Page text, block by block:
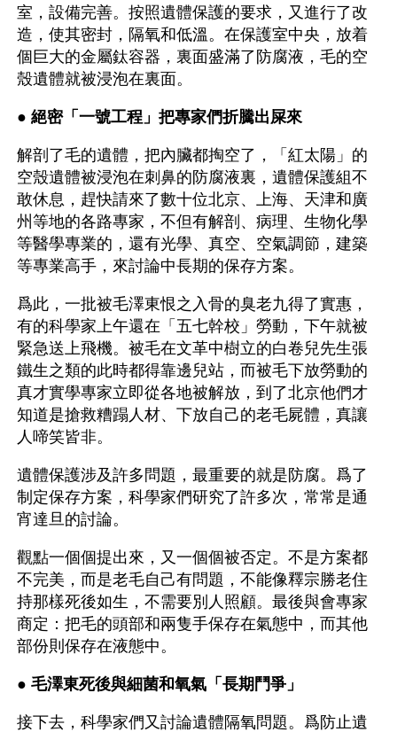
室，設備完善。按照遺體保護的要求，又進行了改
造，使其密封，隔氧和低溫。在保護室中央，放着
個巨大的金屬鈦容器，裏面盛滿了防腐液，毛的空
殼遺體就被浸泡在裏面。
● 絕密「一號工程」把專家們折騰出屎來
解剖了毛的遺體，把內臟都掏空了，「紅太陽」的
空殼遺體被浸泡在刺鼻的防腐液裏，遺體保護組不
敢休息，趕快請來了數十位北京、上海、天津和廣
州等地的各路專家，不但有解剖、病理、生物化學
等醫學專業的，還有光學、真空、空氣調節，建築
等專業高手，來討論中長期的保存方案。
爲此，一批被毛澤東恨之入骨的臭老九得了實惠，
有的科學家上午還在「五七幹校」勞動，下午就被
緊急送上飛機。被毛在文革中樹立的白卷兒先生張
鐵生之類的此時都得靠邊兒站，而被毛下放勞動的
真才實學專家立即從各地被解放，到了北京他們才
知道是搶救糟蹋人材、下放自己的老毛屍體，真讓
人啼笑皆非。
遺體保護涉及許多問題，最重要的就是防腐。爲了
制定保存方案，科學家們研究了許多次，常常是通
宵達旦的討論。
觀點一個個提出來，又一個個被否定。不是方案都
不完美，而是老毛自己有問題，不能像釋宗勝老住
持那樣死後如生，不需要別人照顧。最後與會專家
商定：把毛的頭部和兩隻手保存在氣態中，而其他
部份則保存在液態中。
● 毛澤東死後與細菌和氧氣「長期鬥爭」
接下去，科學家們又討論遺體隔氧問題。爲防止遺